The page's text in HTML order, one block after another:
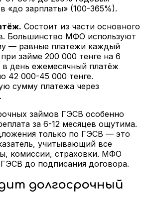
«до зарплаты» (100-365%).
Состоит из части основного
Большинство МФО используют
— равные платежи каждый
займе 200 000 тенге на 6
день ежемесячный платёж
42 000-45 000 тенге.
сумму платежа через
.
займов ГЭСВ особенно
за 6-12 месяцев ощутима.
только по ГЭСВ — это
учитывающий все
комиссии, страховки. МФО
до подписания договора.
долгосрочный